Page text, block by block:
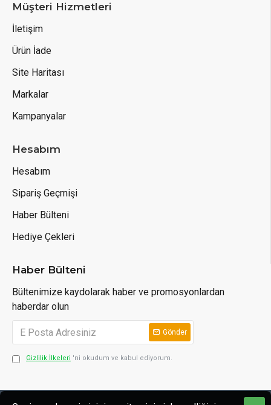
Müşteri Hizmetleri
İletişim
Ürün İade
Site Haritası
Markalar
Kampanyalar
Hesabım
Hesabım
Sipariş Geçmişi
Haber Bülteni
Hediye Çekleri
Haber Bülteni
Bültenimize kaydolarak haber ve promosyonlardan
haberdar olun
Gönder
Gizlilik İlkeleri 'ni okudum ve kabul ediyorum.